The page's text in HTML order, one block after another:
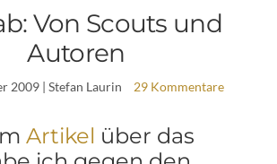
Von Scouts und
Autoren
2009 | Stefan Laurin 29 Kommentare
Artikel über das